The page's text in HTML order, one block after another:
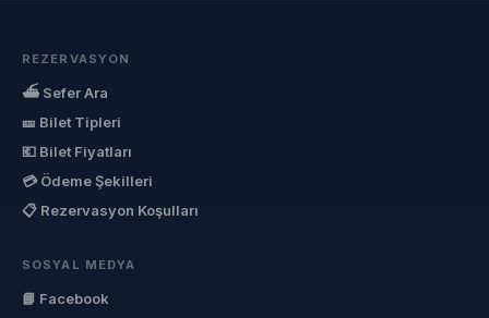
REZERVASYON
⛴ Sefer Ara
🎫 Bilet Tipleri
💶 Bilet Fiyatları
💳 Ödeme Şekilleri
📋 Rezervasyon Koşulları
SOSYAL MEDYA
📘 Facebook